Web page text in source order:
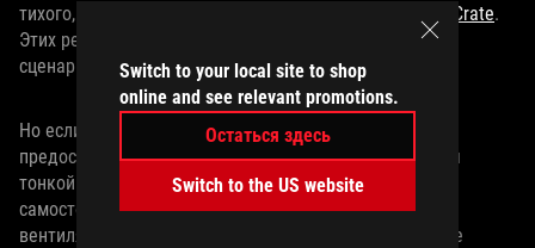
Switch to your local site to shop
online and see relevant promotions.
Остаться здесь
Switch to the US website
тихого, производительного и турборежима в
Armoury Crate.
Этих режимов достаточно практически для любых
сценариев.
Но если вам хочется поэкспериментировать, то мы
предоставили вам все необходимые инструменты для
тонкой настройки. Ручная настройка позволяет
самостоятельно задавать кривые скорости вращения
вентиляторов, регулировать частоты ЦП и ГП, а также